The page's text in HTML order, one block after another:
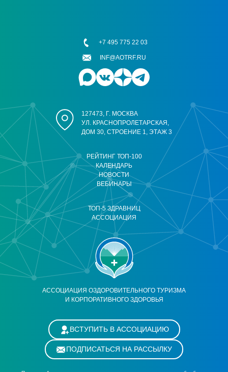
АССОЦИАЦИЯ ОЗДОРОВИТЕЛЬНОГО ТУРИЗМА
И КОРПОРАТИВНОГО ЗДОРОВЬЯ
РЕЙТИНГ ТОП-100
КАЛЕНДАРЬ
НОВОСТИ
ВЕБИНАРЫ
ТОП-5 ЗДРАВНИЦ
АССОЦИАЦИЯ
127473, Г. МОСКВА
УЛ. КРАСНОПРОЛЕТАРСКАЯ,
ДОМ 30, СТРОЕНИЕ 1, ЭТАЖ 3
+7 495 775 22 03
INF@AOTRF.RU
ВСТУПИТЬ В АССОЦИАЦИЮ
ПОДПИСАТЬСЯ НА РАССЫЛКУ